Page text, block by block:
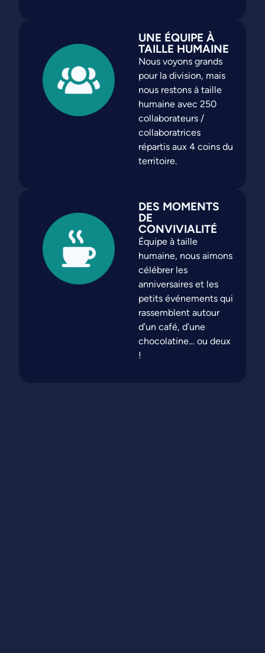
UNE ÉQUIPE À
TAILLE HUMAINE
Nous voyons grands
pour la division, mais
nous restons à taille
humaine avec 250
collaborateurs /
collaboratrices
répartis aux 4 coins du
territoire.
DES MOMENTS
DE
CONVIVIALITÉ
Équipe à taille
humaine, nous aimons
célébrer les
anniversaires et les
petits événements qui
rassemblent autour
d’un café, d’une
chocolatine… ou deux
!